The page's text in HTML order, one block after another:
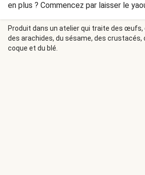
en plus ? Commencez par laisser le
un linge fin.
Produit dans un atelier qui traite des œufs,
des arachides, du sésame, des crustacés,
coque et du blé.